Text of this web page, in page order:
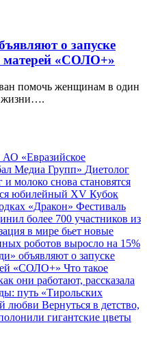
о запуске
матерей «СОЛО+»
помочь женщинам в один
жизни….
АО «Евразийское
Медиа Групп» Диетолог
молоко снова становятся
юбилейный XV Кубок
«Дракон» Фестиваль
более 700 участников из
в мире бьет новые
роботов выросло на 15%
объявляют о запуске
«СОЛО+» Что такое
они работают, рассказала
путь «Тирольских
любви Вернуться в детство,
гигантские цветы